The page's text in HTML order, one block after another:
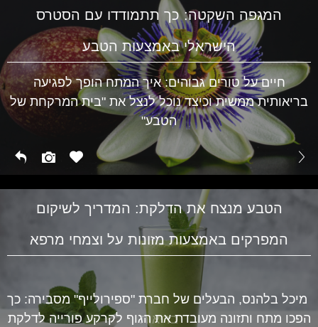
המגפה השקטה: כך תתמודדו עם הסטרס
הישראלי באמצעות הטבע
חיים על טורים גבוהים: איך המתח הופך לפגיעה
בריאותית ממשית וכיצד נוכל לנצל את "בית המרקחת של
הטבע"
הטבע מנצח את הדלקת: המדריך לשיקום
המפרקים באמצעות מזונות על וצמחי מרפא
בריאות
מיכל בלהנס, הבעלים של חברת "ספירולייף" מסבירה: כך
הפכו מתח ותזונה מעובדת את הגוף לקרקע פורייה לדלקת